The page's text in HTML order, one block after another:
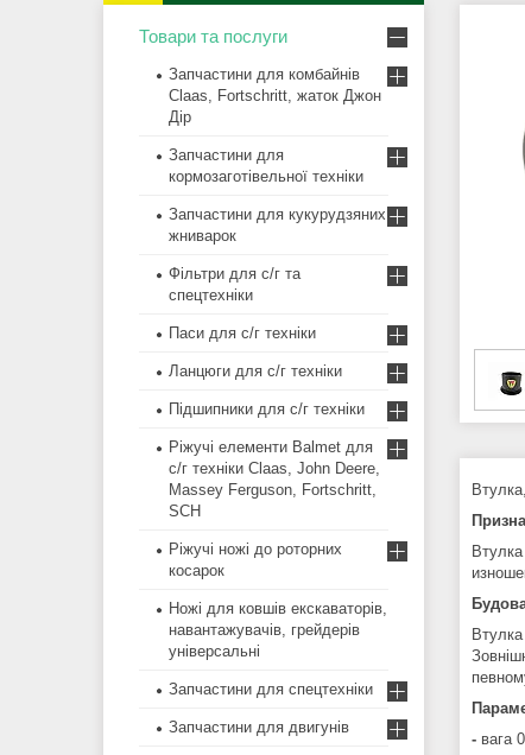
- вага
Товари та послуги
Запчастини для комбайнів
Claas, Fortschritt, жаток Джон
Дір
Запчастини для
кормозаготівельної техніки
Запчастини для кукурудзяних
жниварок
Фільтри для с/г та
спецтехніки
Паси для с/г техніки
Ланцюги для с/г техніки
Підшипники для с/г техніки
Ріжучі елементи Balmet для
с/г техніки Claas, John Deere,
Massey Ferguson, Fortschritt,
SCH
Ріжучі ножі до роторних
косарок
Ножі для ковшів екскаваторів,
навантажувачів, грейдерів
універсальні
Запчастини для спецтехніки
Запчастини для двигунів